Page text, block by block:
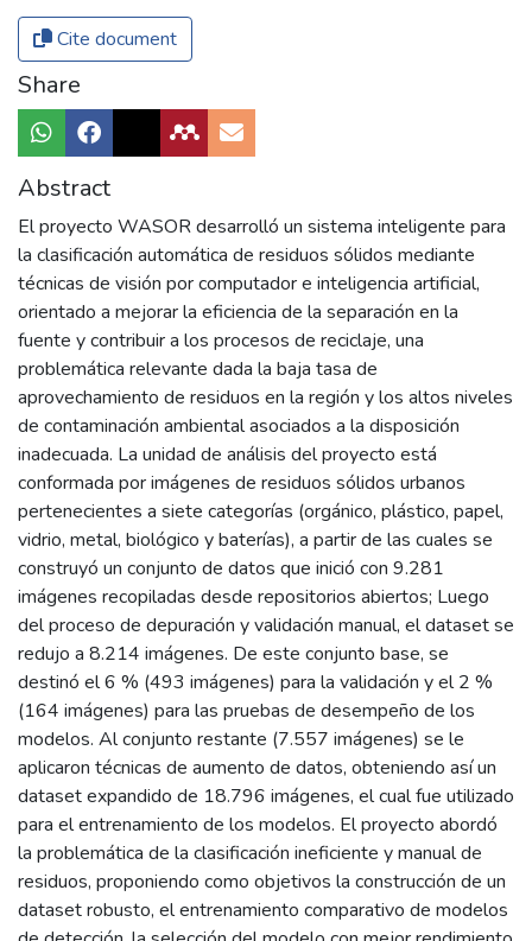
Cite document
Share
Abstract
El proyecto WASOR desarrolló un sistema inteligente para
la clasificación automática de residuos sólidos mediante
técnicas de visión por computador e inteligencia artificial,
orientado a mejorar la eficiencia de la separación en la
fuente y contribuir a los procesos de reciclaje, una
problemática relevante dada la baja tasa de
aprovechamiento de residuos en la región y los altos niveles
de contaminación ambiental asociados a la disposición
inadecuada. La unidad de análisis del proyecto está
conformada por imágenes de residuos sólidos urbanos
pertenecientes a siete categorías (orgánico, plástico, papel,
vidrio, metal, biológico y baterías), a partir de las cuales se
construyó un conjunto de datos que inició con 9.281
imágenes recopiladas desde repositorios abiertos; Luego
del proceso de depuración y validación manual, el dataset se
redujo a 8.214 imágenes. De este conjunto base, se
destinó el 6 % (493 imágenes) para la validación y el 2 %
(164 imágenes) para las pruebas de desempeño de los
modelos. Al conjunto restante (7.557 imágenes) se le
aplicaron técnicas de aumento de datos, obteniendo así un
dataset expandido de 18.796 imágenes, el cual fue utilizado
para el entrenamiento de los modelos. El proyecto abordó
la problemática de la clasificación ineficiente y manual de
residuos, proponiendo como objetivos la construcción de un
dataset robusto, el entrenamiento comparativo de modelos